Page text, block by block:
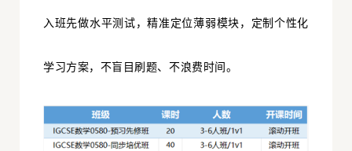
入班先做水平测试，精准定位薄弱模块，定制个性化
学习方案，不盲目刷题、不浪费时间。